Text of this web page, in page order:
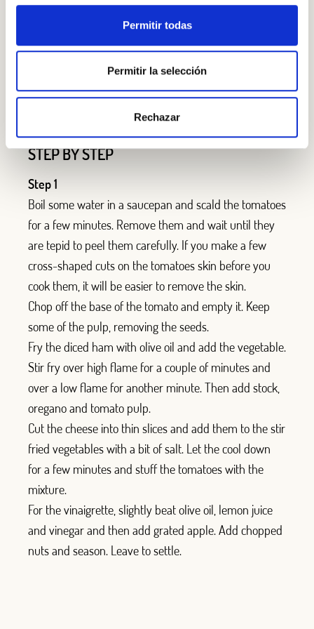
Permitir todas
Permitir la selección
Rechazar
For de crunchy cured meat:
4 slices of smoked cured meat
STEP BY STEP
Step 1
Boil some water in a saucepan and scald the tomatoes
for a few minutes. Remove them and wait until they
are tepid to peel them carefully. If you make a few
cross-shaped cuts on the tomatoes skin before you
cook them, it will be easier to remove the skin.
Chop off the base of the tomato and empty it. Keep
some of the pulp, removing the seeds.
Fry the diced ham with olive oil and add the vegetable.
Stir fry over high flame for a couple of minutes and
over a low flame for another minute. Then add stock,
oregano and tomato pulp.
Cut the cheese into thin slices and add them to the stir
fried vegetables with a bit of salt. Let the cool down
for a few minutes and stuff the tomatoes with the
mixture.
For the vinaigrette, slightly beat olive oil, lemon juice
and vinegar and then add grated apple. Add chopped
nuts and season. Leave to settle.